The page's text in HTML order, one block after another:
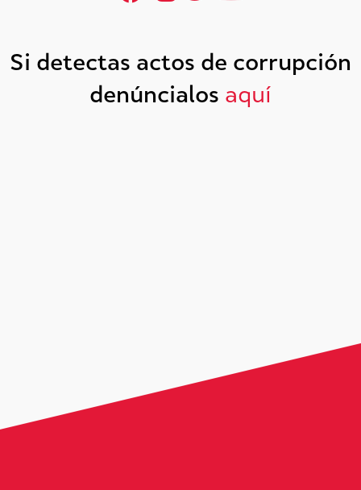
Si detectas actos de corrupción
denúncialos aquí